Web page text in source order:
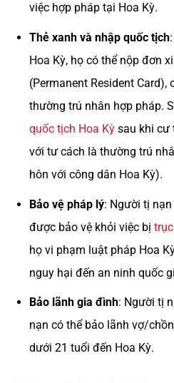
việc hợp pháp tại Hoa Kỳ.
Thẻ xanh và nhập quốc tịch
Hoa Kỳ, họ có thể nộp đơn
(Permanent Resident Card),
thường trú nhân hợp pháp.
quốc tịch Hoa Kỳsau khi cư
với tư cách là thường trú
hôn với công dân Hoa Kỳ).
Bảo vệ pháp lý: Người tị
được bảo vệ khỏi việc bị
họ vi phạm luật pháp Hoa
nguy hại đến an ninh quốc
Bảo lãnh gia đình: Người tị
nạn có thể bảo lãnh vợ/
dưới 21 tuổi đến Hoa Kỳ.